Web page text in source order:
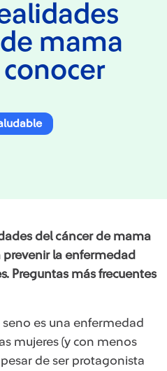
mama
del cáncer de mama
la enfermedad
Preguntas más frecuentes
es una enfermedad
mujeres (y con menos
de ser protagonista